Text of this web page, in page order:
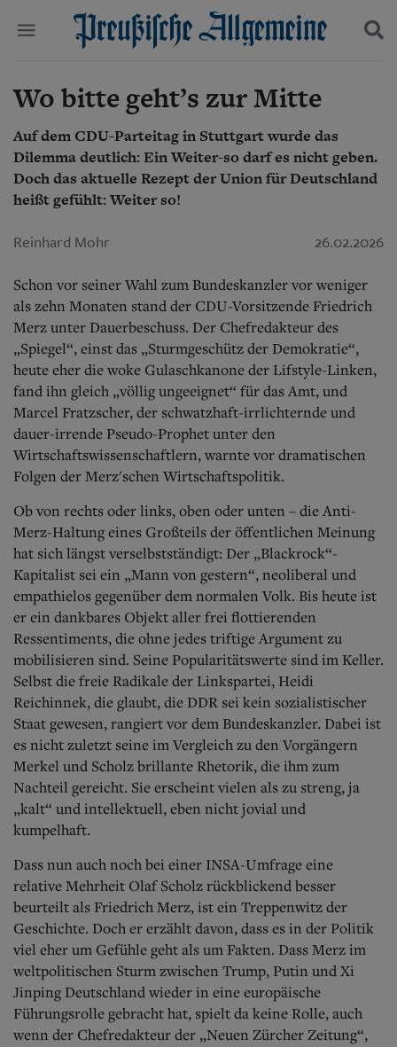
Start
Wer wir sind
Aktuelle Ausgabe
Abonnenten-Login
Abonnent werden
Abo Prämien
Archiv
Politik
Kultur
Wirtschaft
Panorama
Gesellschaft
Leben
Geschichte
Schlesien
Danzig und Westpreußen
Bücher
Kontakt
Impressum
Datenschutz
Suchen und finden
Wo bitte geht’s zur Mitte
Auf dem CDU-Parteitag in Stuttgart wurde das
Dilemma deutlich: Ein Weiter-so darf es nicht geben.
Doch das aktuelle Rezept der Union für Deutschland
heißt gefühlt: Weiter so!
Reinhard Mohr 26.02.2026
Schon vor seiner Wahl zum Bundeskanzler vor weniger
als zehn Monaten stand der CDU-Vorsitzende Friedrich
Merz unter Dauerbeschuss. Der Chefredakteur des
„Spiegel“, einst das „Sturmgeschütz der Demokratie“,
heute eher die woke Gulaschkanone der Lifstyle-Linken,
fand ihn gleich „völlig ungeeignet“ für das Amt, und
Marcel Fratzscher, der schwatzhaft-irrlichternde und
dauer-irrende Pseudo-Prophet unter den
Wirtschaftswissenschaftlern, warnte vor dramatischen
Folgen der Merz'schen Wirtschaftspolitik.
Ob von rechts oder links, oben oder unten – die Anti-
Merz-Haltung eines Großteils der öffentlichen Meinung
hat sich längst verselbstständigt: Der „Blackrock“-
Kapitalist sei ein „Mann von gestern“, neoliberal und
empathielos gegenüber dem normalen Volk. Bis heute ist
er ein dankbares Objekt aller frei flottierenden
Ressentiments, die ohne jedes triftige Argument zu
mobilisieren sind. Seine Popularitätswerte sind im Keller.
Selbst die freie Radikale der Linkspartei, Heidi
Reichinnek, die glaubt, die DDR sei kein sozialistischer
Staat gewesen, rangiert vor dem Bundeskanzler. Dabei ist
es nicht zuletzt seine im Vergleich zu den Vorgängern
Merkel und Scholz brillante Rhetorik, die ihm zum
Nachteil gereicht. Sie erscheint vielen als zu streng, ja
„kalt“ und intellektuell, eben nicht jovial und
kumpelhaft.
Dass nun auch noch bei einer INSA-Umfrage eine
relative Mehrheit Olaf Scholz rückblickend besser
beurteilt als Friedrich Merz, ist ein Treppenwitz der
Geschichte. Doch er erzählt davon, dass es in der Politik
viel eher um Gefühle geht als um Fakten. Dass Merz im
weltpolitischen Sturm zwischen Trump, Putin und Xi
Jinping Deutschland wieder in eine europäische
Führungsrolle gebracht hat, spielt da keine Rolle, auch
wenn der Chefredakteur der „Neuen Zürcher Zeitung“,